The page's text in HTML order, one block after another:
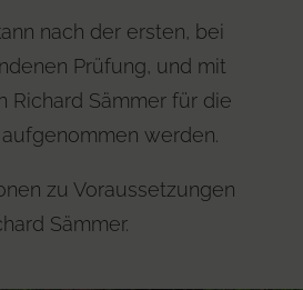
nach der ersten, bei
Prüfung, und mit
Richard Sämmer für die
werden.
zu Voraussetzungen
Sämmer.